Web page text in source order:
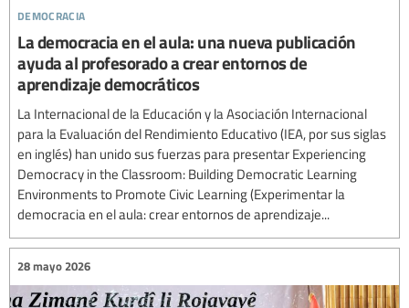
democracia
La democracia en el aula: una nueva publicación
ayuda al profesorado a crear entornos de
aprendizaje democráticos
La Internacional de la Educación y la Asociación Internacional
para la Evaluación del Rendimiento Educativo (IEA, por sus siglas
en inglés) han unido sus fuerzas para presentar Experiencing
Democracy in the Classroom: Building Democratic Learning
Environments to Promote Civic Learning (Experimentar la
democracia en el aula: crear entornos de aprendizaje...
28 mayo 2026